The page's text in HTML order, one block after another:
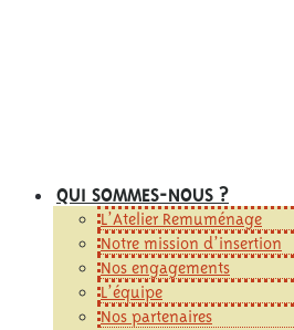
QUI SOMMES-NOUS ?
L’Atelier Remuménage
Notre mission d’insertion
Nos engagements
L’équipe
Nos partenaires